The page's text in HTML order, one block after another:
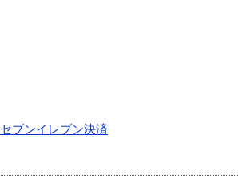
セブンイレブン決済